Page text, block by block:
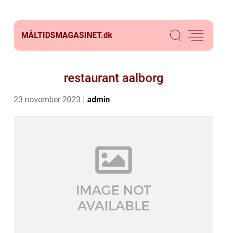
MÅLTIDSMAGASINET.dk
restaurant aalborg
23 november 2023 admin